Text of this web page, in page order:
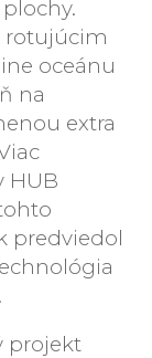
rotujúcim
oceánu
na
extra
HUB
predviedol
projekt